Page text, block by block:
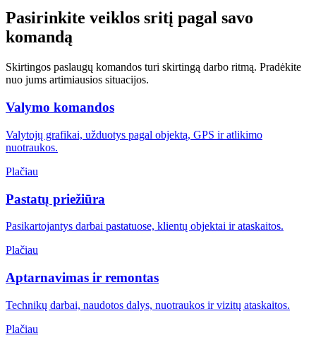
Pasirinkite veiklos sritį pagal savo
komandą
Skirtingos paslaugų komandos turi skirtingą darbo ritmą. Pradėkite
nuo jums artimiausios situacijos.
Valymo komandos
Valytojų grafikai, užduotys pagal objektą, GPS ir atlikimo
nuotraukos.
Plačiau
Pastatų priežiūra
Pasikartojantys darbai pastatuose, klientų objektai ir ataskaitos.
Plačiau
Aptarnavimas ir remontas
Technikų darbai, naudotos dalys, nuotraukos ir vizitų ataskaitos.
Plačiau